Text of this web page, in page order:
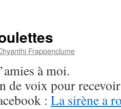
Frappenclume
à moi.
de voix pour
: La sirène a